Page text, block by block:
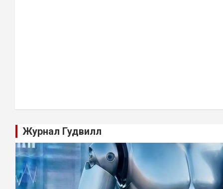
Журнал Гудвилл